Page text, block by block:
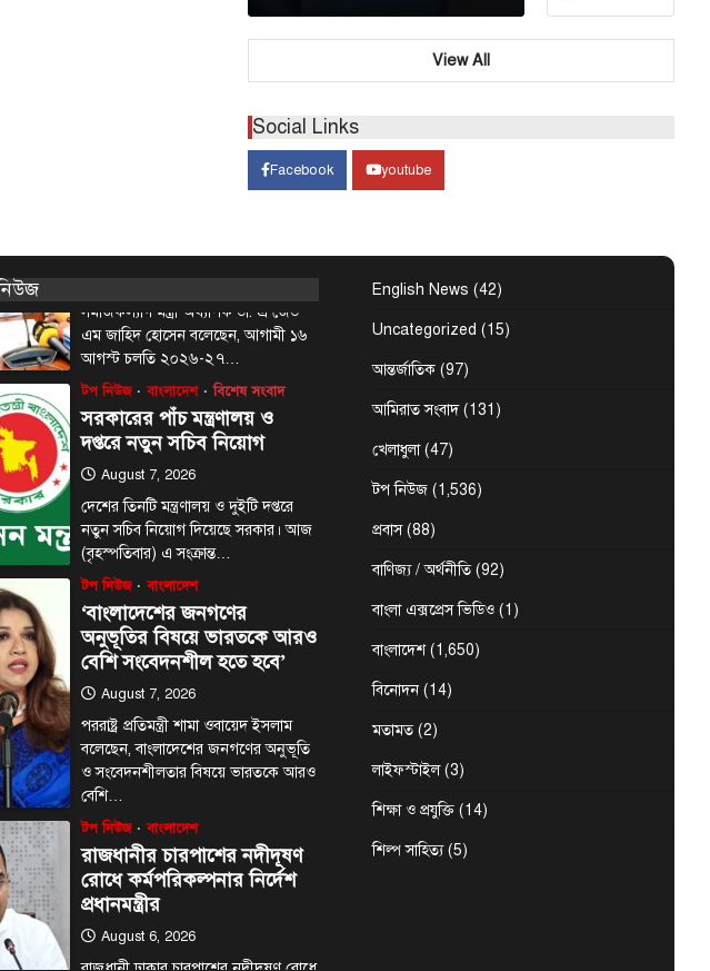
View All
Social Links
Facebook youtube
দণ্ডপ্রাপ্ত সাবেক প্রধানমন্ত্রী শেখ হাসিনাকে
August 7, 2026
সমাজকল্যাণ মন্ত্রী অধ্যাপক ডা. এ জেড
এম জাহিদ হোসেন বলেছেন, আগামী ১৬
আগস্ট চলতি ২০২৬-২৭…
টপ নিউজ বাংলাদেশ বিশেষ সংবাদ
সরকারের পাঁচ মন্ত্রণালয় ও
দপ্তরে নতুন সচিব নিয়োগ
August 7, 2026
দেশের তিনটি মন্ত্রণালয় ও দুইটি দপ্তরে
নতুন সচিব নিয়োগ দিয়েছে সরকার। আজ
(বৃহস্পতিবার) এ সংক্রান্ত…
টপ নিউজ বাংলাদেশ
‘বাংলাদেশের জনগণের
অনুভূতির বিষয়ে ভারতকে আরও
বেশি সংবেদনশীল হতে হবে’
August 7, 2026
পররাষ্ট্র প্রতিমন্ত্রী শামা ওবায়েদ ইসলাম
বলেছেন, বাংলাদেশের জনগণের অনুভূতি
ও সংবেদনশীলতার বিষয়ে ভারতকে আরও
বেশি…
টপ নিউজ বাংলাদেশ
রাজধানীর চারপাশের নদীদূষণ
রোধে কর্মপরিকল্পনার নির্দেশ
প্রধানমন্ত্রীর
August 6, 2026
English News (42)
Uncategorized (15)
আন্তর্জাতিক (97)
আমিরাত সংবাদ(131)
খেলাধুলা(47)
টপ নিউজ (1,536)
প্রবাস(88)
বাণিজ্য / অর্থনীতি (92)
বাংলা এক্সপ্রেস ভিডিও (1)
বাংলাদেশ(1,650)
বিনোদন (14)
মতামত (2)
লাইফস্টাইল(3)
শিক্ষা ও প্রযুক্তি (14)
শিল্প সাহিত্য(5)